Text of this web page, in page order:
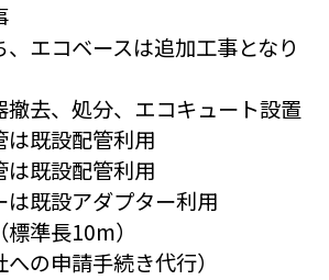
、エコベースは追加工事となり
撤去、処分、エコキュート設置
既設配管利用
は既設配管利用
既設アダプター利用
準長10m）
の申請手続き代行）